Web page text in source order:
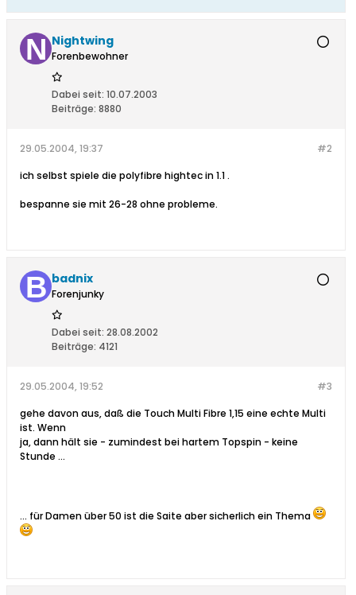
Nightwing
Forenbewohner
Dabei seit: 10.07.2003
Beiträge: 8880
#2
29.05.2004, 19:37
ich selbst spiele die polyfibre hightec in 1.1 .
bespanne sie mit 26-28 ohne probleme.
badnix
Forenjunky
Dabei seit: 28.08.2002
Beiträge: 4121
#3
29.05.2004, 19:52
gehe davon aus, daß die Touch Multi Fibre 1,15 eine echte Multi
ist. Wenn
ja, dann hält sie - zumindest bei hartem Topspin - keine
Stunde ...
... für Damen über 50 ist die Saite aber sicherlich ein Thema